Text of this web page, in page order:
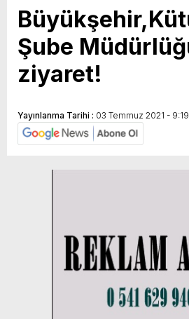
Şube
ziyaret!
Yayınlanma Tarihi : 03 Temmuz 2021 - 9:19